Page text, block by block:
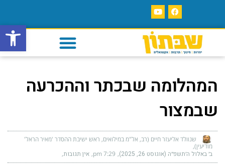
פתח
המהלומה שבכתר וההכרעה
שבמצור
שנוולד אליעזר חיים (רב, אל"מ במילואים, ראש ישיבת ההסדר 'מאיר הראל'
מודיעין)
ב׳ באלול ה׳תשפ״ה (אוגוסט 26, 2025) 7:29 pm אין תגובות